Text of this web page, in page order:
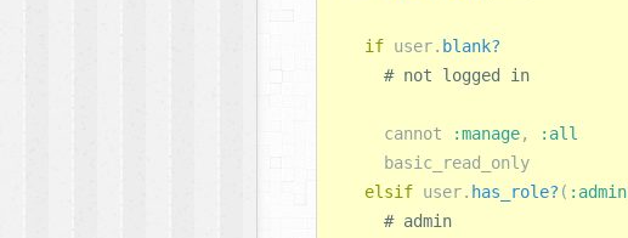
if user. blank?
cannot :manage,
:all
basic_read_only
elsif user. has_role? ( :admin